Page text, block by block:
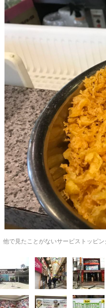
「目標達成できなかったからと
the Style
他で見たことがないサービストッピ